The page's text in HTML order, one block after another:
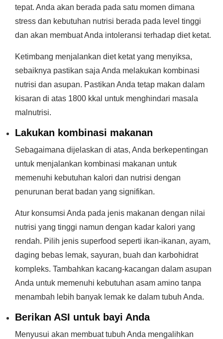
tepat. Anda akan berada pada satu momen dimana
stress dan kebutuhan nutrisi berada pada level tinggi
dan akan membuat Anda intoleransi terhadap diet ketat.
Ketimbang menjalankan diet ketat yang menyiksa,
sebaiknya pastikan saja Anda melakukan kombinasi
nutrisi dan asupan. Pastikan Anda tetap makan dalam
kisaran di atas 1800 kkal untuk menghindari masala
malnutrisi.
Lakukan kombinasi makanan
Sebagaimana dijelaskan di atas, Anda berkepentingan
untuk menjalankan kombinasi makanan untuk
memenuhi kebutuhan kalori dan nutrisi dengan
penurunan berat badan yang signifikan.
Atur konsumsi Anda pada jenis makanan dengan nilai
nutrisi yang tinggi namun dengan kadar kalori yang
rendah. Pilih jenis superfood seperti ikan-ikanan, ayam,
daging bebas lemak, sayuran, buah dan karbohidrat
kompleks. Tambahkan kacang-kacangan dalam asupan
Anda untuk memenuhi kebutuhan asam amino tanpa
menambah lebih banyak lemak ke dalam tubuh Anda.
Berikan ASI untuk bayi Anda
Menyusui akan membuat tubuh Anda mengalihkan